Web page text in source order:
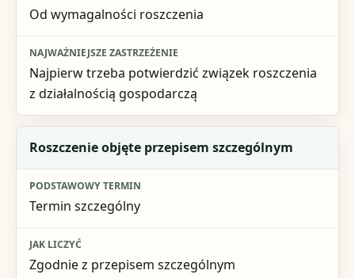
Od wymagalności roszczenia
Najpierw trzeba potwierdzić związek roszczenia
z działalnością gospodarczą
Roszczenie objęte przepisem szczególnym
Termin szczególny
Zgodnie z przepisem szczególnym